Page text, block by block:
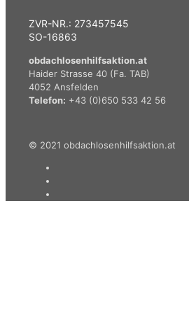
ZVR-NR.: 273457545
SO-16863
obdachlosenhilfsaktion.at
Haider Strasse 40 (Fa. TAB)
4052 Ansfelden
Telefon: +43 (0)650 533 42 56
© 2021 obdachlosenhilfsaktion.at